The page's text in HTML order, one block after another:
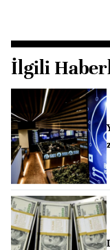
İlgili